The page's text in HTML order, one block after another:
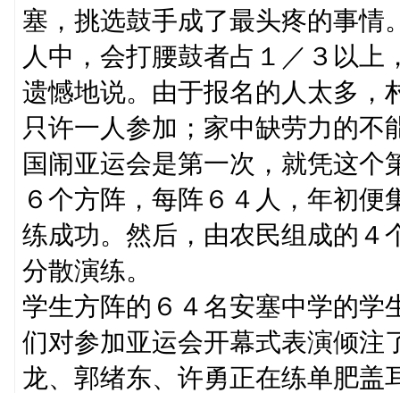
塞，挑选鼓手成了最头疼的事情
人中，会打腰鼓者占１／３以上
遗憾地说。由于报名的人太多，
只许一人参加；家中缺劳力的不
国闹亚运会是第一次，就凭这个
６个方阵，每阵６４人，年初
练成功。然后，由农民组成的４
分散演练。
学生方阵的６４名安塞中学的学
们对参加亚运会开幕式表演倾注
龙、郭绪东、许勇正在练单肥盖